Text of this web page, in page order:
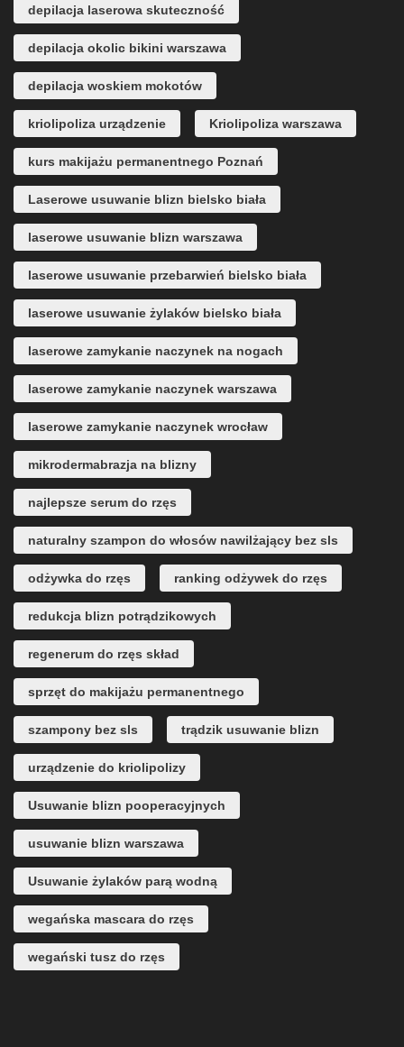
depilacja laserowa skuteczność
depilacja okolic bikini warszawa
depilacja woskiem mokotów
kriolipoliza urządzenie Kriolipoliza warszawa
kurs makijażu permanentnego Poznań
Laserowe usuwanie blizn bielsko biała
laserowe usuwanie blizn warszawa
laserowe usuwanie przebarwień bielsko biała
laserowe usuwanie żylaków bielsko biała
laserowe zamykanie naczynek na nogach
laserowe zamykanie naczynek warszawa
laserowe zamykanie naczynek wrocław
mikrodermabrazja na blizny
najlepsze serum do rzęs
naturalny szampon do włosów nawilżający bez sls
odżywka do rzęs ranking odżywek do rzęs
redukcja blizn potrądzikowych
regenerum do rzęs skład
sprzęt do makijażu permanentnego
szampony bez sls trądzik usuwanie blizn
urządzenie do kriolipolizy
Usuwanie blizn pooperacyjnych
usuwanie blizn warszawa
Usuwanie żylaków parą wodną
wegańska mascara do rzęs
wegański tusz do rzęs